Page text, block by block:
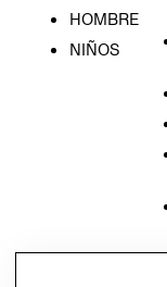
HOMBRE
NIÑOS